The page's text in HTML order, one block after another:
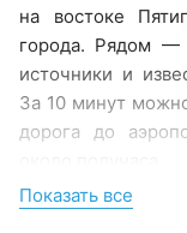
на востоке
города. Рядом —
источники и
За 10 минут
дорога до
Отель
Показать все